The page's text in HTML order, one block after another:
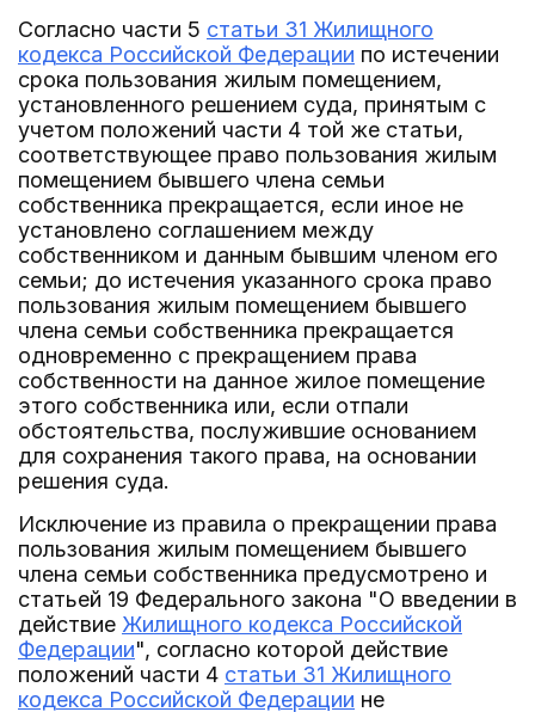
Согласно части 5 статьи 31 Жилищного
кодекса Российской Федерации по истечении
срока пользования жилым помещением,
установленного решением суда, принятым с
учетом положений части 4 той же статьи,
соответствующее право пользования жилым
помещением бывшего члена семьи
собственника прекращается, если иное не
установлено соглашением между
собственником и данным бывшим членом его
семьи; до истечения указанного срока право
пользования жилым помещением бывшего
члена семьи собственника прекращается
одновременно с прекращением права
собственности на данное жилое помещение
этого собственника или, если отпали
обстоятельства, послужившие основанием
для сохранения такого права, на основании
решения суда.
Исключение из правила о прекращении права
пользования жилым помещением бывшего
члена семьи собственника предусмотрено и
статьей 19 Федерального закона "О введении в
действие Жилищного кодекса Российской
Федерации", согласно которой действие
положений части 4 статьи 31 Жилищного
кодекса Российской Федерации не